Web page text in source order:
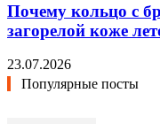
Почему кольцо с
загорелой коже
23.07.2026
Популярные посты